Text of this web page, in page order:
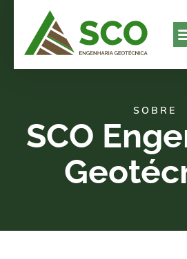
SOBRE
SCO